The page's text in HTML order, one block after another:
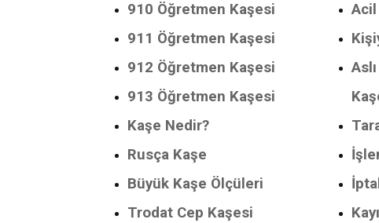
910 Öğretmen Kaşesi
911 Öğretmen Kaşesi
912 Öğretmen Kaşesi
913 Öğretmen Kaşesi
Kaşe Nedir?
Rusça Kaşe
Büyük Kaşe Ölçüleri
Trodat Cep Kaşesi